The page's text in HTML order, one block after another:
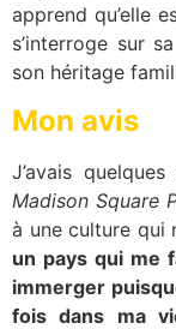
apprend qu’elle
s’interroge sur
son héritage
Mon avis
J’avais
Madison Square
à une culture qui
un pays qui me
immerger
fois dans ma